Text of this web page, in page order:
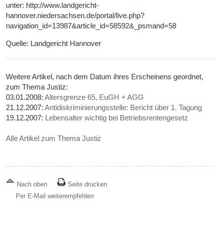
unter: http://www.landgericht-
hannover.niedersachsen.de/portal/live.php?
navigation_id=13987&article_id=58592&_psmand=58
Quelle: Landgericht Hannover
Weitere Artikel, nach dem Datum ihres Erscheinens geordnet,
zum Thema Justiz:
03.01.2008:Altersgrenze 65, EuGH + AGG
21.12.2007:Antidiskriminierungsstelle: Bericht über 1. Tagung
19.12.2007: Lebensalter wichtig bei Betriebsrentengesetz
Alle Artikel zum Thema Justiz
Nach oben
Seite drucken
Per E-Mail weiterempfehlen